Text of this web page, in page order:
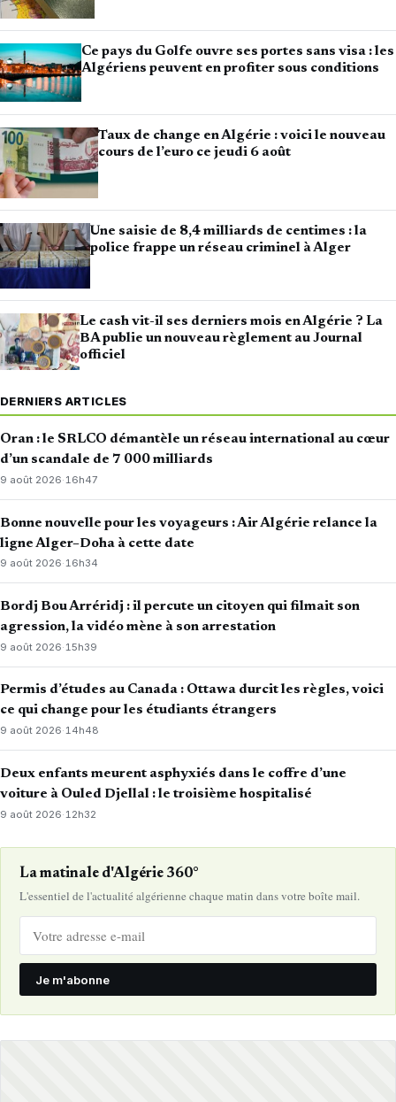
Ce pays du Golfe ouvre ses portes sans visa : les
Algériens peuvent en profiter sous conditions
Taux de change en Algérie : voici le nouveau
cours de l’euro ce jeudi 6 août
Une saisie de 8,4 milliards de centimes : la
police frappe un réseau criminel à Alger
Le cash vit-il ses derniers mois en Algérie ? La
BA publie un nouveau règlement au Journal
officiel
DERNIERS ARTICLES
Oran : le SRLCO démantèle un réseau international au cœur
d’un scandale de 7 000 milliards
9 août 2026·16h47
Bonne nouvelle pour les voyageurs : Air Algérie relance la
ligne Alger–Doha à cette date
9 août 2026·16h34
Bordj Bou Arréridj : il percute un citoyen qui filmait son
agression, la vidéo mène à son arrestation
9 août 2026· 15h39
Permis d’études au Canada : Ottawa durcit les règles, voici
ce qui change pour les étudiants étrangers
9 août 2026·14h48
Deux enfants meurent asphyxiés dans le coffre d’une
voiture à Ouled Djellal : le troisième hospitalisé
9 août 2026· 12h32
La matinale d'Algérie 360°
L'essentiel de l'actualité algérienne chaque matin dans votre boîte mail.
Je m'abonne